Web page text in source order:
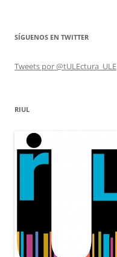
SÍGUENOS EN TWITTER
Tweets por @tULEctura_ULE
RIUL